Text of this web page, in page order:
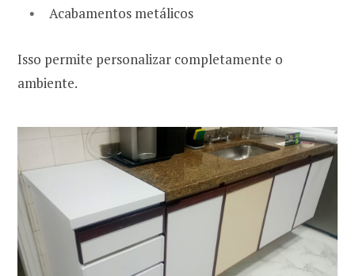
Acabamentos metálicos
Isso permite personalizar completamente o
ambiente.